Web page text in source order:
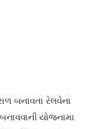
બનાવતા રેલવેના
યોજનામા